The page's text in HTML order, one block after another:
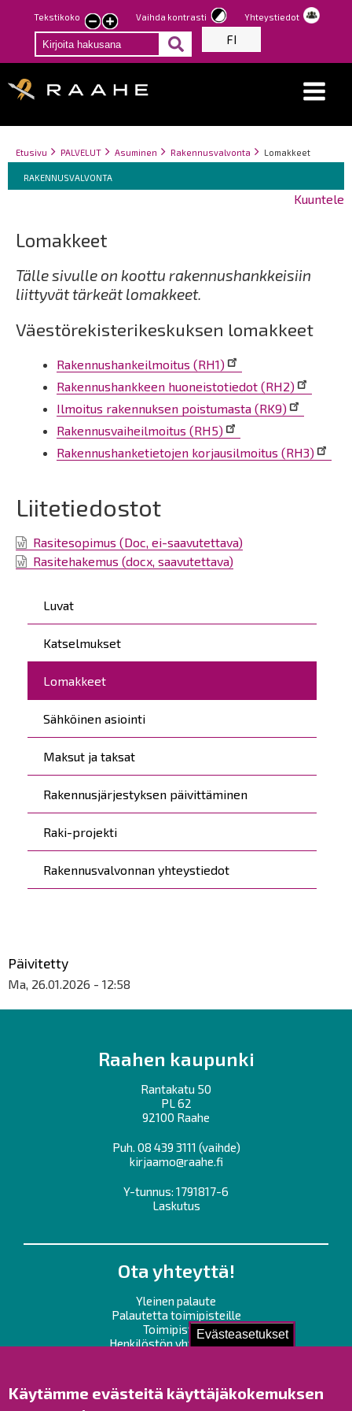
Evästeasetukset
Käytämme evästeitä käyttäjäkokemuksen
Hyppää
pääsisältöön
Tekstikoko
Pienennä
tekstin
kokoa
Suurenna
tekstin
kokoa
Vaihda kontrasti Yhteystiedot
FI
Breadcrumbs
You
here:
Etusivu PALVELUT Asuminen Rakennusvalvonta Lomakkeet
Breadcrumbs
You
are
RAKENNUSVALVONTA
Kuuntele
Päävalikko
Luvat
Katselmukset
Lomakkeet
Sähköinen asiointi
Maksut ja taksat
Rakennusjärjestyksen päivittäminen
Raki-projekti
Rakennusvalvonnan yhteystiedot
Lomakkeet
Tälle sivulle on koottu rakennushankkeisiin
liittyvät tärkeät lomakkeet.
Väestörekisterikeskuksen lomakkeet
Rakennushankeilmoitus (RH1)
Rakennushankkeen huoneistotiedot (RH2)
Ilmoitus rakennuksen poistumasta (RK9)
Rakennusvaiheilmoitus (RH5)
Rakennushanketietojen korjausilmoitus (RH3)
Liitetiedostot
Rasitesopimus (Doc, ei-saavutettava)
Rasitehakemus (docx, saavutettava)
Päivitetty
Ma, 26.01.2026 - 12:58
Raahen kaupunki
Rantakatu 50
PL 62
92100 Raahe
Puh. 08 439 3111 (vaihde)
kirjaamo@raahe.fi
Y-tunnus: 1791817-6
Laskutus
Ota yhteyttä!
Yleinen palaute
Palautetta toimipisteille
Toimipisteet
Henkilöstön yhteystiedot
Raahe Facebookissa